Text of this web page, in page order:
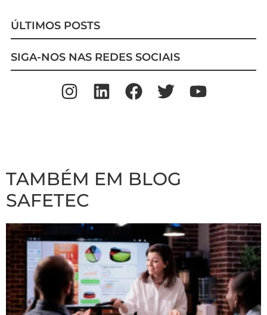
ÚLTIMOS POSTS
SIGA-NOS NAS REDES SOCIAIS
TAMBÉM EM BLOG
SAFETEC